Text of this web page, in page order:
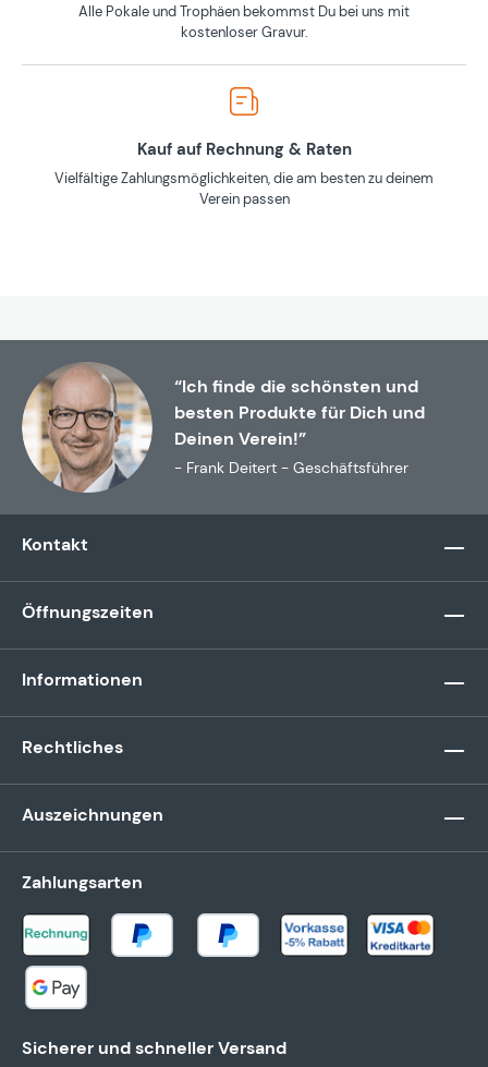
Alle Pokale und Trophäen bekommst Du bei uns mit
kostenloser Gravur.
Kauf auf Rechnung & Raten
Vielfältige Zahlungsmöglichkeiten, die am besten zu deinem
Verein passen
“Ich finde die schönsten und
besten Produkte für Dich und
Deinen Verein!”
- Frank Deitert - Geschäftsführer
Kontakt
Öffnungszeiten
Informationen
Rechtliches
Auszeichnungen
Zahlungsarten
Sicherer und schneller Versand